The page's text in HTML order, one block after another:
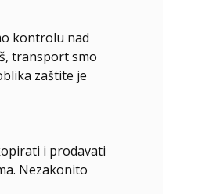
kontrolu nad
transport smo
zaštite je
i prodavati
Nezakonito